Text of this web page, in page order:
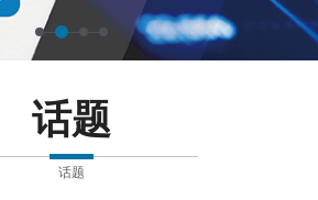
话题
话题